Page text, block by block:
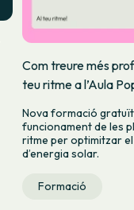
Com treure més
teu ritme a l’Aula
Nova formació
funcionament de les
ritme per optimitzar el
d’energia solar.
Formació